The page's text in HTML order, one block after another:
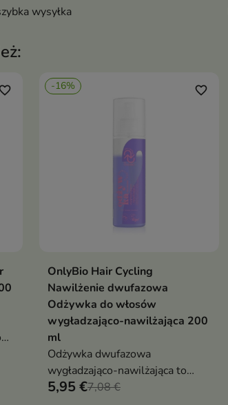
wysyłka
-16%
Dodaj do koszyka
favorite_border
OnlyBio Hair Cycling
Nawilżenie dwufazowa
Odżywka do włosów
wygładzająco-nawilżająca 200
ml
Odżywka dwufazowa
wygładzająco-nawilżająca to
idealne rozwiązanie dla suchych i
5,95 €7,08 €